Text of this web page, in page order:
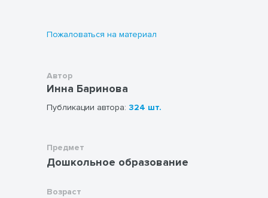
Пожаловаться на материал
Автор
Инна Баринова
Публикации автора: 324 шт.
Предмет
Дошкольное образование
Возраст